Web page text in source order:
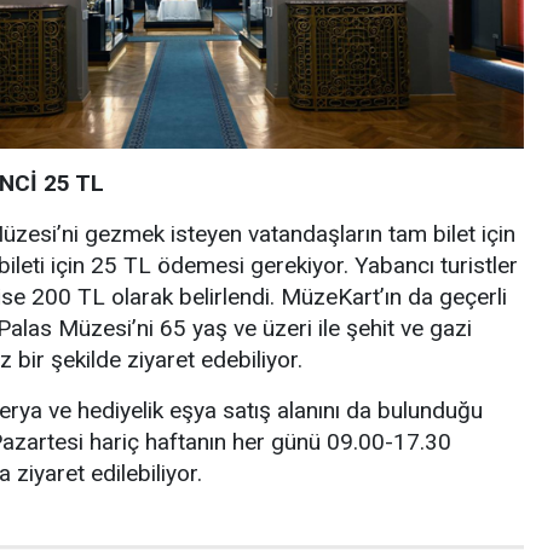
25 TL
gezmek isteyen vatandaşların tam bilet için
için 25 TL ödemesi gerekiyor. Yabancı turistler
200 TL olarak belirlendi. MüzeKart’ın da geçerli
Müzesi’ni 65 yaş ve üzeri ile şehit ve gazi
bir şekilde ziyaret edebiliyor.
ve hediyelik eşya satış alanını da bulunduğu
hariç haftanın her günü 09.00-17.30
ziyaret edilebiliyor.